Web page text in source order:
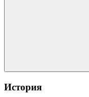
История